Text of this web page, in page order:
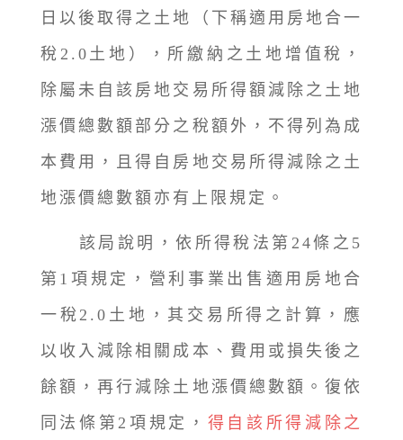
日以後取得之土地（下稱適用房地合一
稅2.0土地），所繳納之土地增值稅，
除屬未自該房地交易所得額減除之土地
漲價總數額部分之稅額外，不得列為成
本費用，且得自房地交易所得減除之土
地漲價總數額亦有上限規定。
該局說明，依所得稅法第24條之5
第1項規定，營利事業出售適用房地合
一稅2.0土地，其交易所得之計算，應
以收入減除相關成本、費用或損失後之
餘額，再行減除土地漲價總數額。復依
同法條第2項規定， 得自該所得減除之